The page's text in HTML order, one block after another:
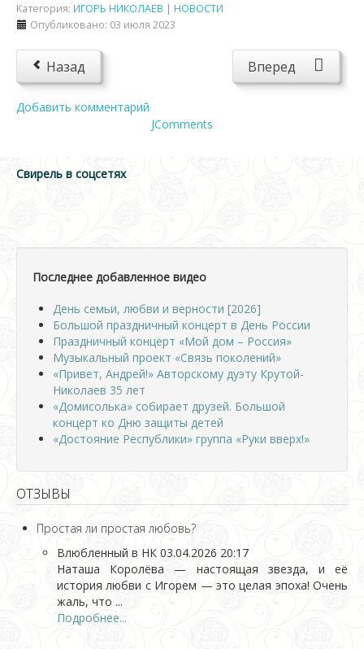
Категория: ИГОРЬ НИКОЛАЕВ | НОВОСТИ
Опубликовано: 03 июля 2023
Назад Вперед
Добавить комментарий
JComments
Свирель в соцсетях
Последнее добавленное видео
День семьи, любви и верности [2026]
Большой праздничный концерт в День России
Праздничный концерт «Мой дом – Россия»
Музыкальный проект «Связь поколений»
«Привет, Андрей!» Авторскому дуэту Крутой-
Николаев 35 лет
«Домисолька» собирает друзей. Большой
концерт ко Дню защиты детей
«Достояние Республики» группа «Руки вверх!»
ОТЗЫВЫ
Простая ли простая любовь?
Влюбленный в НК 03.04.2026 20:17
Наташа Королёва — настоящая звезда, и её
история любви с Игорем — это целая эпоха! Очень
жаль, что ...
Подробнее...